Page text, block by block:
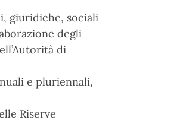
giuridiche, sociali
degli
di
e pluriennali,
Riserve